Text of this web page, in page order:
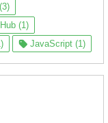
(1)
JavaScript (1)